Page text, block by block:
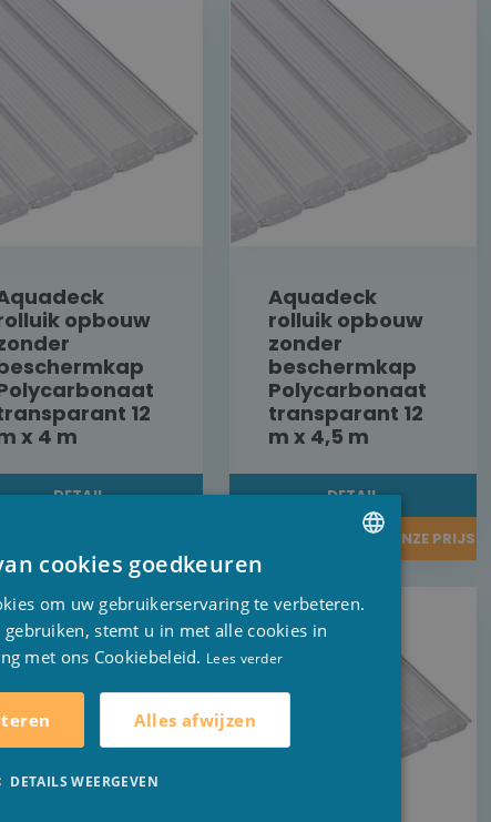
opbouw
12
x 4 m
DETAIL
Aquadeck
rolluik opbouw
zonder
beschermkap
Polycarbonaat
transparant 12
m x 4,5 m
DETAIL
INFORMEER NAAR ONZE PRIJS
cookies goedkeuren
om uw gebruikerservaring te verbeteren.
stemt u in met alle cookies in
met ons Cookiebeleid. Lees verder
Alles afwijzen
DETAILS WEERGEVEN